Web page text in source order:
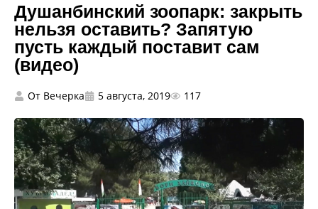
Душанбинский зоопарк: закрыть
нельзя оставить? Запятую
пусть каждый поставит сам
(видео)
От Вечерка 5 августа, 2019 117